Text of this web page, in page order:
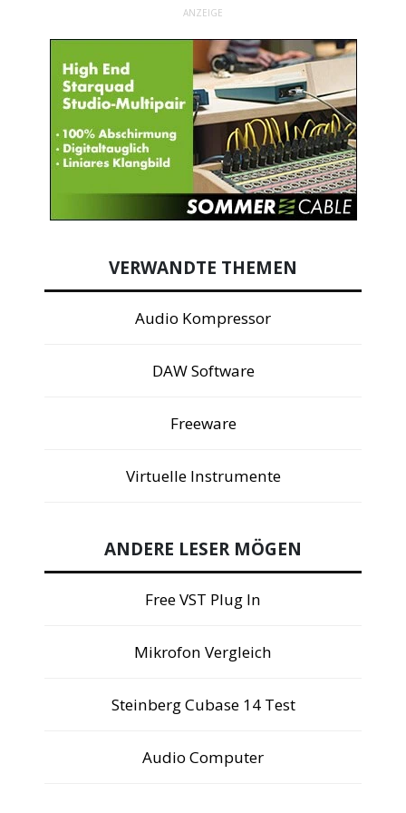
ANZEIGE
VERWANDTE THEMEN
Audio Kompressor
DAW Software
Freeware
Virtuelle Instrumente
ANDERE LESER MÖGEN
Free VST Plug In
Mikrofon Vergleich
Steinberg Cubase 14 Test
Audio Computer